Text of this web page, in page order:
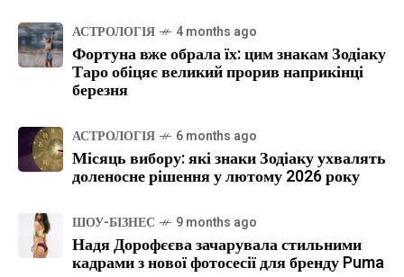
АСТРОЛОГІЯ 4 months ago
Фортуна вже обрала їх: цим знакам Зодіаку
Таро обіцяє великий прорив наприкінці
березня
АСТРОЛОГІЯ 6 months ago
Місяць вибору: які знаки Зодіаку ухвалять
доленосне рішення у лютому 2026 року
ШОУ-БІЗНЕС 9 months ago
Надя Дорофєєва зачарувала стильними
кадрами з нової фотосесії для бренду Puma